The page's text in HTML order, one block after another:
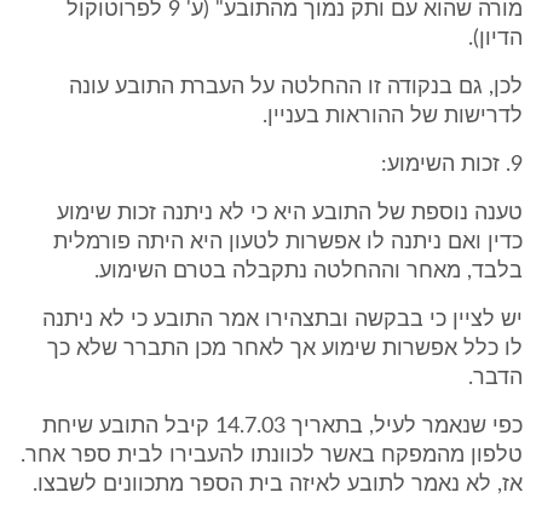
מורה שהוא עם ותק נמוך מהתובע" (ע' 9 לפרוטוקול
הדיון).
לכן, גם בנקודה זו ההחלטה על העברת התובע עונה
לדרישות של ההוראות בעניין.
9. זכות השימוע:
טענה נוספת של התובע היא כי לא ניתנה זכות שימוע
כדין ואם ניתנה לו אפשרות לטעון היא היתה פורמלית
בלבד, מאחר וההחלטה נתקבלה בטרם השימוע.
יש לציין כי בבקשה ובתצהירו אמר התובע כי לא ניתנה
לו כלל אפשרות שימוע אך לאחר מכן התברר שלא כך
הדבר.
כפי שנאמר לעיל, בתאריך 14.7.03 קיבל התובע שיחת
טלפון מהמפקח באשר לכוונתו להעבירו לבית ספר אחר.
אז, לא נאמר לתובע לאיזה בית הספר מתכוונים לשבצו.